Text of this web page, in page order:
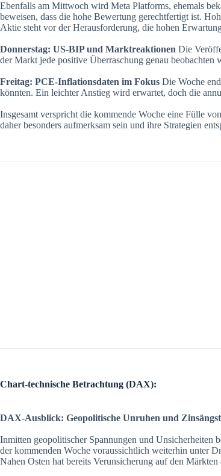
Ebenfalls am Mittwoch wird Meta Platforms, ehemals
beweisen, dass die hohe Bewertung gerechtfertigt ist.
Aktie steht vor der Herausforderung, die hohen
Donnerstag: US-BIP und Marktreaktionen Die
der Markt jede positive Überraschung genau
Freitag: PCE-Inflationsdaten im Fokus Die Woche
könnten. Ein leichter Anstieg wird erwartet, doch die
Insgesamt verspricht die kommende Woche eine Fülle
daher besonders aufmerksam sein und ihre Strategien
Chart-technische Betrachtung (DAX):
DAX-Ausblick: Geopolitische Unruhen und
Inmitten geopolitischer Spannungen und
der kommenden Woche voraussichtlich weiterhin unter
Nahen Osten hat bereits Verunsicherung auf den